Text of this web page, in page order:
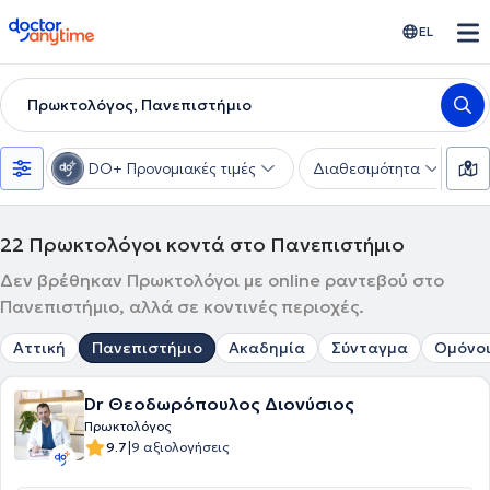
doctoranytime EL
Πρωκτολόγος, Πανεπιστήμιο
DO+ Προνομιακές τιμές Διαθεσιμότητα
22 Πρωκτολόγοι κοντά στο Πανεπιστήμιο
Δεν βρέθηκαν Πρωκτολόγοι με online ραντεβού στο
Πανεπιστήμιο, αλλά σε κοντινές περιοχές.
Αττική Πανεπιστήμιο Ακαδημία Σύνταγμα
Dr Θεοδωρόπουλος Διονύσιος
Πρωκτολόγος
9.7|9 αξιολογήσεις